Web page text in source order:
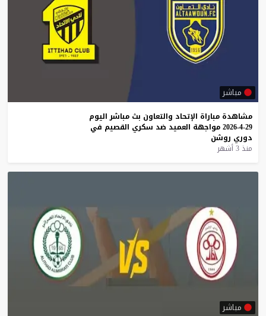
مباشر
مشاهدة مباراة الإتحاد والتعاون بث مباشر اليوم
29-4-2026
مواجهة العميد ضد سكري القصيم في
دوري روشن
منذ 3 أشهر
مباشر